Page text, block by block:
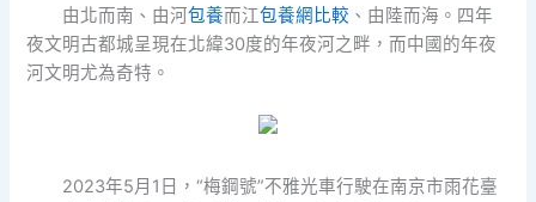
由北而南、由河包養而江包養網比較 、由陸而海。四年
夜文明古都城呈現在北緯30度的年夜河之畔，而中國的年夜
河文明尤為奇特。
2023年5月1日，“梅鋼號”不雅光車行駛在南京市雨花臺